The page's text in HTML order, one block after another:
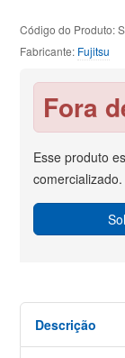
Código do Produto:
Fabricante: Fujitsu
Fora
Esse produto
comercializado.
Descrição